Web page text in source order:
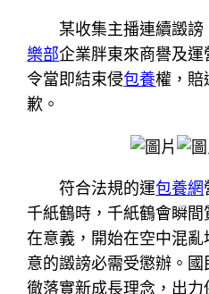
某收集主播連續譭
樂部企業胖東來商譽及運
令當即結束侵包養權，賠
歉。
符合法規的運包養網
千紙鶴時，千紙鶴會瞬間
在意義，開始在空中混
意的譭謗必需受懲辦。
徹落實新成長理念，出